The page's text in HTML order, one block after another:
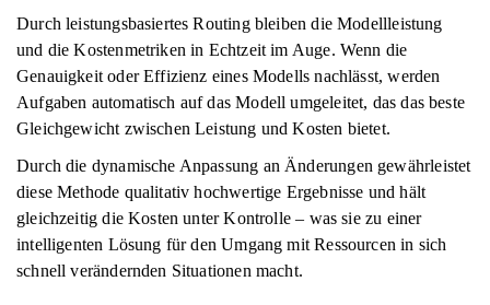
Durch leistungsbasiertes Routing bleiben die Modellleistung
und die Kostenmetriken in Echtzeit im Auge. Wenn die
Genauigkeit oder Effizienz eines Modells nachlässt, werden
Aufgaben automatisch auf das Modell umgeleitet, das das beste
Gleichgewicht zwischen Leistung und Kosten bietet.
Durch die dynamische Anpassung an Änderungen gewährleistet
diese Methode qualitativ hochwertige Ergebnisse und hält
gleichzeitig die Kosten unter Kontrolle – was sie zu einer
intelligenten Lösung für den Umgang mit Ressourcen in sich
schnell verändernden Situationen macht.